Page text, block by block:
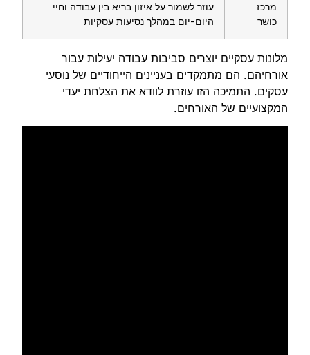
מרכז
כושר
עוזר לשמור על איזון בריא בין עבודה וחיי
היום-יום במהלך נסיעות עסקיות
מלונות עסקיים יוצרים סביבות עבודה יעילות עבור
אורחיהם. הם מתמקדים בעניינים הייחודיים של נוסעי
עסקים. התמיכה הזו עוזרת לוודא את הצלחת יעדי
המקצועיים של האורחים.